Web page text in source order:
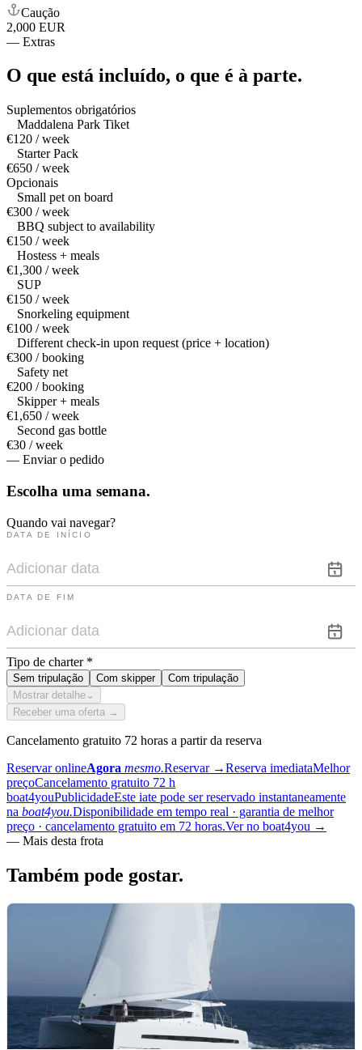
Caução
2,000 EUR
— Extras
O que está incluído, o que é à parte.
Suplementos obrigatórios
Maddalena Park Tiket
€120 / week
Starter Pack
€650 / week
Opcionais
Small pet on board
€300 / week
BBQ subject to availability
€150 / week
Hostess + meals
€1,300 / week
SUP
€150 / week
Snorkeling equipment
€100 / week
Different check-in upon request (price + location)
€300 / booking
Safety net
€200 / booking
Skipper + meals
€1,650 / week
Second gas bottle
€30 / week
— Enviar o pedido
Escolha uma semana.
Quando vai navegar?
DATA DE INÍCIO
DATA DE FIM
Tipo de charter *
Sem tripulação Com skipper
Com tripulação
Mostrar detalhe ⌄
Receber uma oferta →
Cancelamento gratuito 72 horas a partir da reserva
Reservar onlineAgora mesmo.Reservar →Reserva imediataMelhor
preçoCancelamento gratuito 72 h
boat4youPublicidadeEste iate pode ser reservado instantaneamente
na boat4you.Disponibilidade em tempo real · garantia de melhor
preço · cancelamento gratuito em 72 horas.Ver no boat4you →
— Mais desta frota
Também pode gostar.